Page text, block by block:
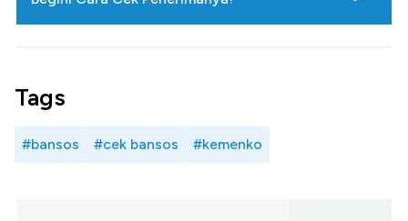
Tags
#bansos #cek bansos #kemenko